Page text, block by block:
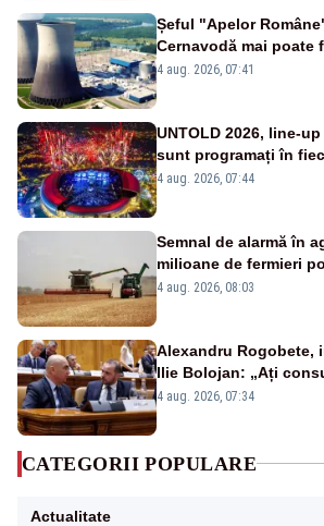
Șeful "Apelor
Cernavodă mai poate
zile
4 aug. 2026, 07:41
UNTOLD 2026, line-
sunt programați în
4 aug. 2026, 07:44
Semnal de alarmă în
milioane de fermieri
strategia pentru
4 aug. 2026, 08:03
Alexandru Rogobete,
Ilie Bolojan: „Ați
urmărind șobolani
4 aug. 2026, 07:34
CATEGORII POPULARE
Actualitate